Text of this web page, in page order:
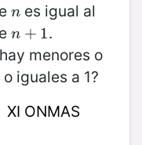
n
n es igual al
n + 1
n+1
.
menores o
iguales a 1?
XI ONMAS